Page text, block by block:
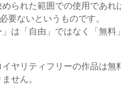
られた範囲での使用であれ
要ないというものです。
は「自由」ではなく「無料
ヤリティフリーの作品は無
せん。